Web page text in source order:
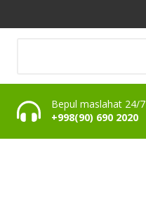
Bepul maslahat 24/7
+998(90) 690 2020